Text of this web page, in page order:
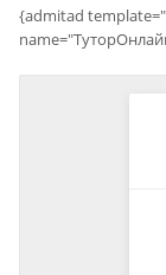
{admitad